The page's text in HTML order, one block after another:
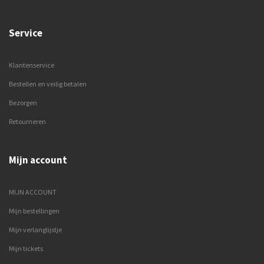
Service
Klantenservice
Bestellen en veilig betalen
Bezorgen
Retourneren
Mijn account
MIJN ACCOUNT
Mijn bestellingen
Mijn verlanglijstje
Mijn tickets